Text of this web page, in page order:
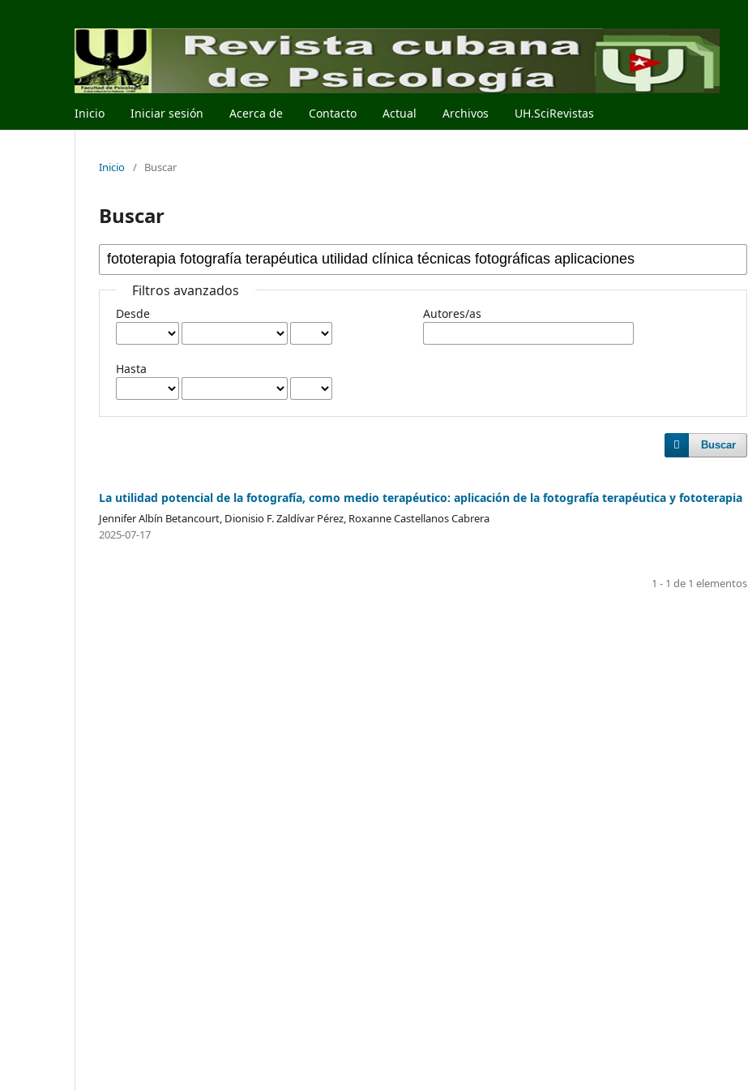
Inicio Iniciar sesión Acerca de Contacto Actual Archivos UH.SciRevistas
Inicio / Buscar
Buscar
Filtros avanzados
Desde
Hasta
Autores/as
Buscar
La utilidad potencial de la fotografía, como medio terapéutico: aplicación de la fotografía terapéutica y fototerapia
Jennifer Albín Betancourt, Dionisio F. Zaldívar Pérez, Roxanne Castellanos Cabrera
2025-07-17
1 - 1 de 1 elementos